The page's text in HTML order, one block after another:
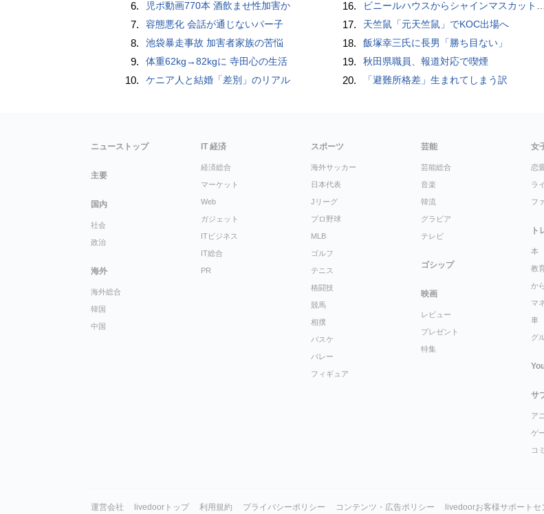
6. 児ポ動画770本 酒飲ませ性加害か
7. 容態悪化 会話が通じないパー子
8. 池袋暴走事故 加害者家族の苦悩
9. 体重62kg→82kgに 寺田心の生活
10. ケニア人と結婚「差別」のリアル
16. ビニールハウスからシャインマスカット約200房を盗んだ疑い ネットで販売か 無職の男（42）逮捕 岡山県警
17. 天竺鼠「元天竺鼠」でKOC出場へ
18. 飯塚幸三氏に長男「勝ち目ない」
19. 秋田県職員、報道対応で喫煙
20. 「避難所格差」生まれてしまう訳
ニューストップ
主要
国内
社会
政治
海外
海外総合
韓国
中国
IT 経済
経済総合
マーケット
Web
ガジェット
ITビジネス
IT総合
PR
スポーツ
海外サッカー
日本代表
Jリーグ
プロ野球
MLB
ゴルフ
テニス
格闘技
競馬
相撲
バスケ
バレー
フィギュア
芸能
芸能総合
音楽
韓流
グラビア
テレビ
ゴシップ
映画
レビュー
プレゼント
特集
女
恋
ラ
フ
ト
本
教
か
マ
車
グ
サ
ア
ゲ
コ
運営会社 livedoorトップ 利用規約 プライバシーポリシー コンテンツ・広告ポリシー livedoorお客様サポートセ